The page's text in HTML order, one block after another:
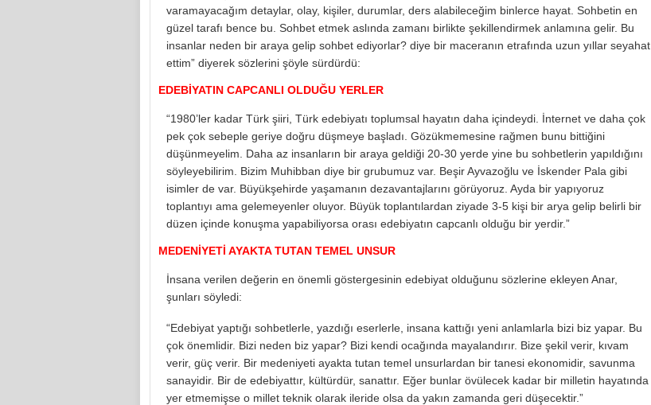
varamayacağım detaylar, olay, kişiler, durumlar, ders alabileceğim binlerce hayat. Sohbetin en
güzel tarafı bence bu. Sohbet etmek aslında zamanı birlikte şekillendirmek anlamına gelir. Bu
insanlar neden bir araya gelip sohbet ediyorlar? diye bir maceranın etrafında uzun yıllar seyahat
ettim” diyerek sözlerini şöyle sürdürdü:
EDEBİYATIN CAPCANLI OLDUĞU YERLER
“1980’ler kadar Türk şiiri, Türk edebiyatı toplumsal hayatın daha içindeydi. İnternet ve daha çok
pek çok sebeple geriye doğru düşmeye başladı. Gözükmemesine rağmen bunu bittiğini
düşünmeyelim. Daha az insanların bir araya geldiği 20-30 yerde yine bu sohbetlerin yapıldığını
söyleyebilirim. Bizim Muhibban diye bir grubumuz var. Beşir Ayvazoğlu ve İskender Pala gibi
isimler de var. Büyükşehirde yaşamanın dezavantajlarını görüyoruz. Ayda bir yapıyoruz
toplantıyı ama gelemeyenler oluyor. Büyük toplantılardan ziyade 3-5 kişi bir arya gelip belirli bir
düzen içinde konuşma yapabiliyorsa orası edebiyatın capcanlı olduğu bir yerdir.”
MEDENİYETİ AYAKTA TUTAN TEMEL UNSUR
İnsana verilen değerin en önemli göstergesinin edebiyat olduğunu sözlerine ekleyen Anar,
şunları söyledi:
“Edebiyat yaptığı sohbetlerle, yazdığı eserlerle, insana kattığı yeni anlamlarla bizi biz yapar. Bu
çok önemlidir. Bizi neden biz yapar? Bizi kendi ocağında mayalandırır. Bize şekil verir, kıvam
verir, güç verir. Bir medeniyeti ayakta tutan temel unsurlardan bir tanesi ekonomidir, savunma
sanayidir. Bir de edebiyattır, kültürdür, sanattır. Eğer bunlar övülecek kadar bir milletin hayatında
yer etmemişse o millet teknik olarak ileride olsa da yakın zamanda geri düşecektir.”